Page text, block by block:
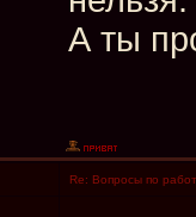
А ты
Re: Вопросы по